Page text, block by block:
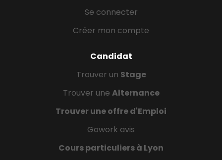
Se connecter
Créer mon compte
Candidat
Trouver un Stage
Trouver une Alternance
Trouver une offre d'Emploi
Gowork avis
Cours particuliers à Lyon